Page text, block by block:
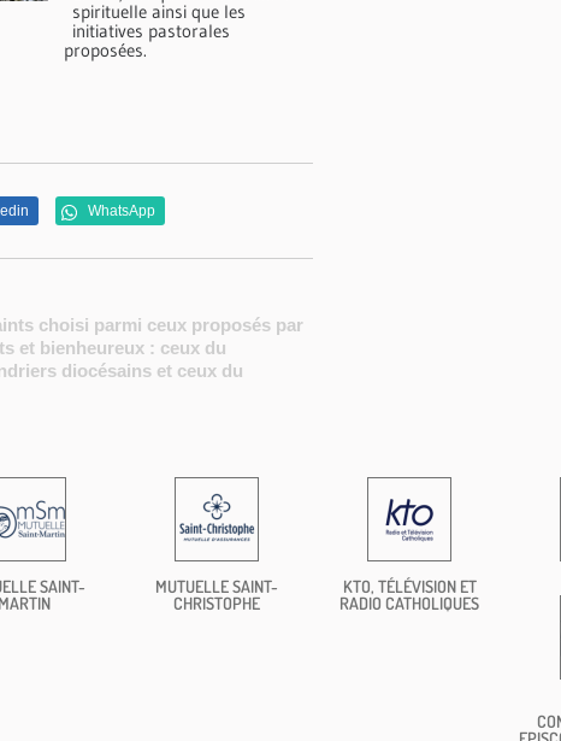
spirituelle ainsi que les
initiatives pastorales
proposées.
WhatsApp
choisi parmi ceux proposés par
et bienheureux : ceux du
diocésains et ceux du
SAINT-
MARTIN
MUTUELLE SAINT-
CHRISTOPHE
KTO, TÉLÉVISION ET
RADIO CATHOLIQUES